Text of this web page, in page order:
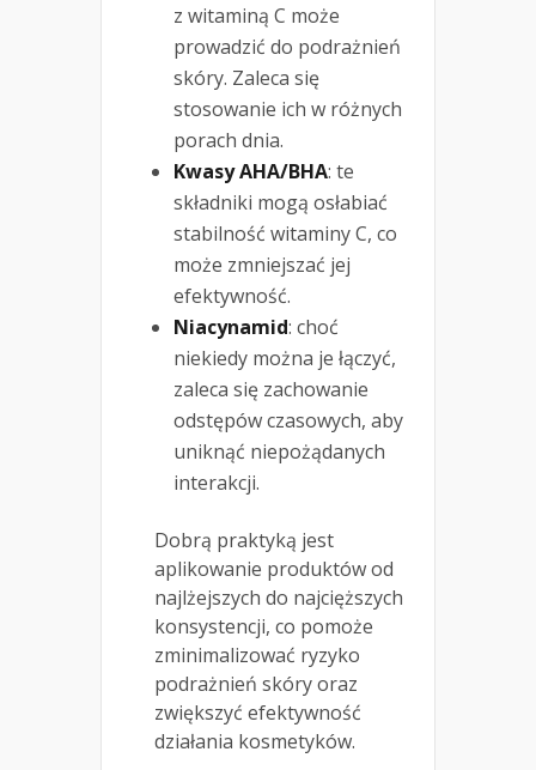
z witaminą C może
prowadzić do podrażnień
skóry. Zaleca się
stosowanie ich w różnych
porach dnia.
Kwasy AHA/BHA: te
składniki mogą osłabiać
stabilność witaminy C, co
może zmniejszać jej
efektywność.
Niacynamid: choć
niekiedy można je łączyć,
zaleca się zachowanie
odstępów czasowych, aby
uniknąć niepożądanych
interakcji.
Dobrą praktyką jest
aplikowanie produktów od
najlżejszych do najcięższych
konsystencji, co pomoże
zminimalizować ryzyko
podrażnień skóry oraz
zwiększyć efektywność
działania kosmetyków.